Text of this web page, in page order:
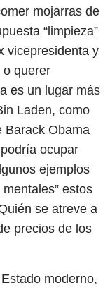
mojarras de
“limpieza”
vicepresidenta y
o querer
es un lugar más
Laden, como
Barack Obama
ocupar
ejemplos
estos
se atreve a
precios de los
moderno,